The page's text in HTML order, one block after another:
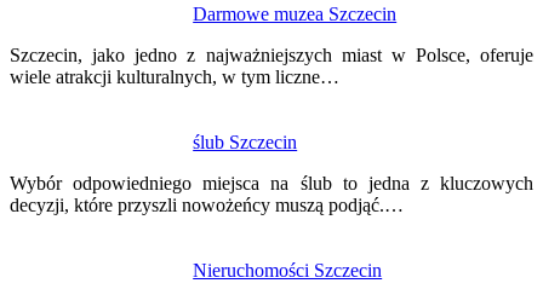
Darmowe muzea Szczecin
Szczecin, jako jedno z najważniejszych miast w Polsce, oferuje
wiele atrakcji kulturalnych, w tym liczne…
ślub Szczecin
Wybór odpowiedniego miejsca na ślub to jedna z kluczowych
decyzji, które przyszli nowożeńcy muszą podjąć.…
Nieruchomości Szczecin
wpisu